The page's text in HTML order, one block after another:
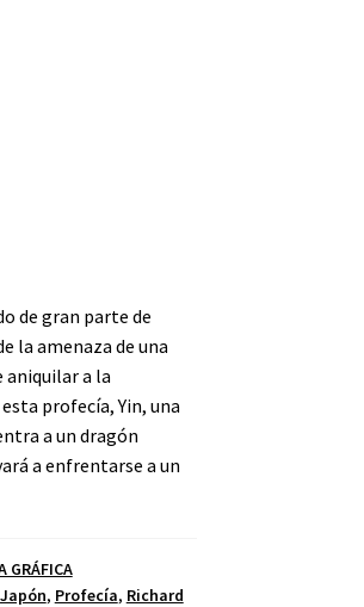
de gran parte de
la amenaza de una
aniquilar a la
profecía, Yin, una
a un dragón
a enfrentarse a un
GRÁFICA
Japón, Profecía, Richard